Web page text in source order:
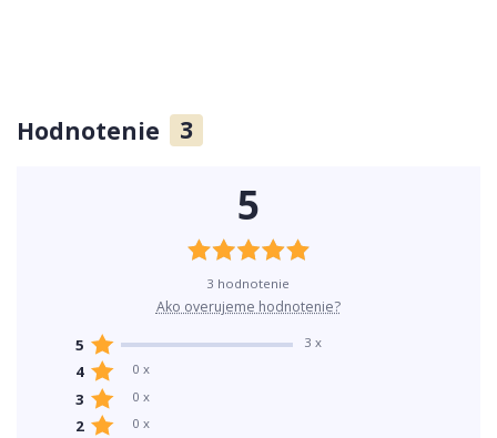
Hodnotenie 3
5
3 hodnotenie
Ako overujeme hodnotenie?
5 3 x
4 0 x
3 0 x
2 0 x